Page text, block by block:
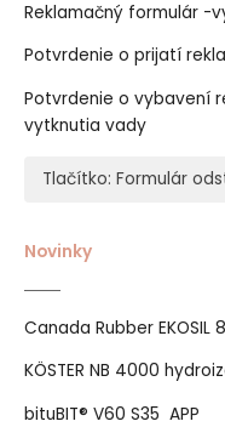
Reklamačný formulár -
Potvrdenie o prijatí
Potvrdenie o vybavení
vytknutia vady
Tlačítko: Formulár
Novinky
Canada Rubber EKOSIL
KÖSTER NB 4000
bituBIT® V60 S35 APP